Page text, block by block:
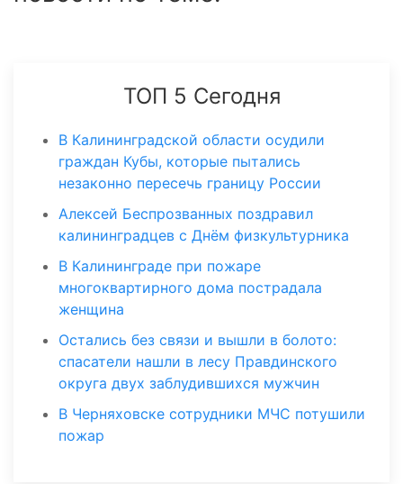
ТОП 5 Сегодня
В Калининградской области осудили
граждан Кубы, которые пытались
незаконно пересечь границу России
Алексей Беспрозванных поздравил
калининградцев с Днём физкультурника
В Калининграде при пожаре
многоквартирного дома пострадала
женщина
Остались без связи и вышли в болото:
спасатели нашли в лесу Правдинского
округа двух заблудившихся мужчин
В Черняховске сотрудники МЧС потушили
пожар